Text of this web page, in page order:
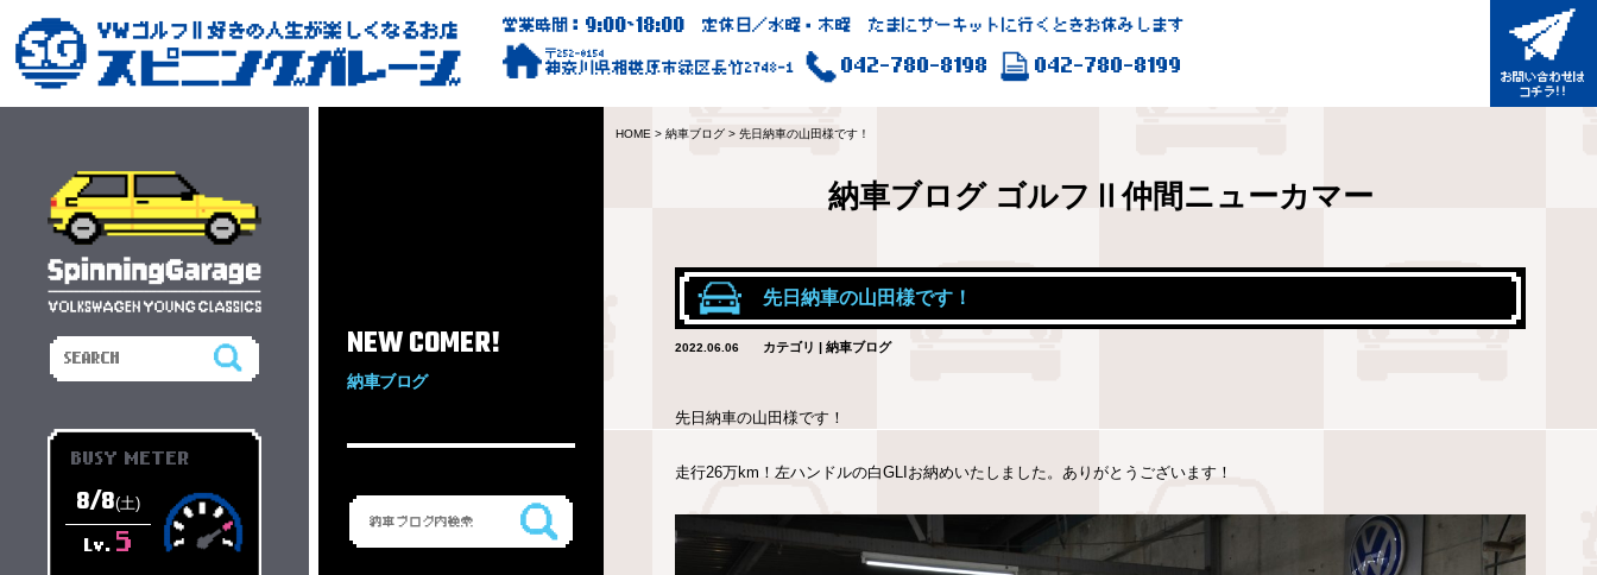
営業時間：9:00~18:00 定休日／水曜・木曜 たまにサーキットに行くときお休みします
〒252-0154
神奈川県相模原市緑区長竹2748-1 042-780-8198 042-780-8199
NEW COMER!
納車ブログ
HOME > 納車ブログ > 先日納車の山田様です！
納車ブログ ゴルフⅡ仲間ニューカマー
先日納車の山田様です！
2022.06.06 カテゴリ | 納車ブログ
先日納車の山田様です！
走行26万km！左ハンドルの白GLIお納めいたしました。ありがとうございます！
BUSY METER
8/8(土)
Lv. 5